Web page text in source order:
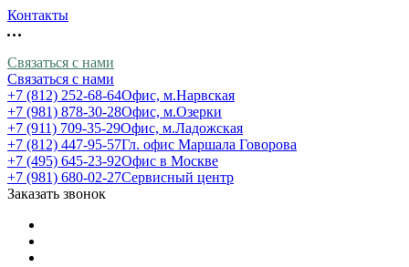
Контакты
Связаться с нами
Связаться с нами
+7 (812) 252-68-64Офис, м.Нарвская
+7 (981) 878-30-28Офис, м.Озерки
+7 (911) 709-35-29Офис, м.Ладожская
+7 (812) 447-95-57Гл. офис Маршала Говорова
+7 (495) 645-23-92Офис в Москве
+7 (981) 680-02-27Сервисный центр
Заказать звонок